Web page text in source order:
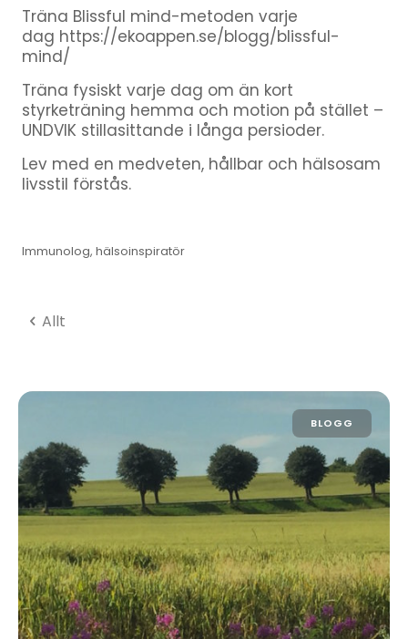
Träna Blissful mind-metoden varje
dag https://ekoappen.se/blogg/blissful-
mind/
Träna fysiskt varje dag om än kort
styrketräning hemma och motion på stället –
UNDVIK stillasittande i långa persioder.
Lev med en medveten, hållbar och hälsosam
livsstil förstås.
Immunolog, hälsoinspiratör
Allt
BLOGG